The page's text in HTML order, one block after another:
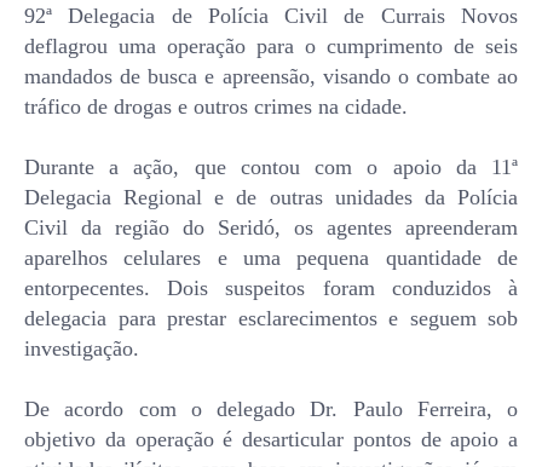
92ª Delegacia de Polícia Civil de Currais Novos
deflagrou uma operação para o cumprimento de seis
mandados de busca e apreensão, visando o combate ao
tráfico de drogas e outros crimes na cidade.
Durante a ação, que contou com o apoio da 11ª
Delegacia Regional e de outras unidades da Polícia
Civil da região do Seridó, os agentes apreenderam
aparelhos celulares e uma pequena quantidade de
entorpecentes. Dois suspeitos foram conduzidos à
delegacia para prestar esclarecimentos e seguem sob
investigação.
De acordo com o delegado Dr. Paulo Ferreira, o
objetivo da operação é desarticular pontos de apoio a